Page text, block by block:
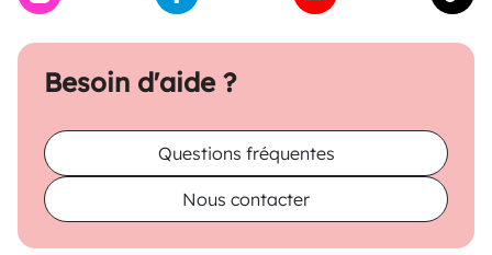
Besoin d'aide ?
Questions fréquentes
Nous contacter